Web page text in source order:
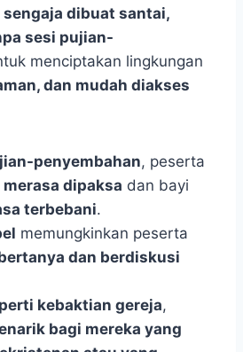
sengaja dibuat santai,
sesi pujian-
menciptakan lingkungan
dan mudah diakses
penyembahan, peserta
dipaksa dan bayi
terbebani.
memungkinkan peserta
dan berdiskusi
kebaktian gereja,
bagi mereka yang